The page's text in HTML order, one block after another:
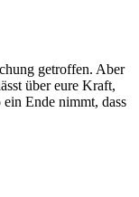
getroffen. Aber
über eure Kraft,
ein Ende nimmt, dass